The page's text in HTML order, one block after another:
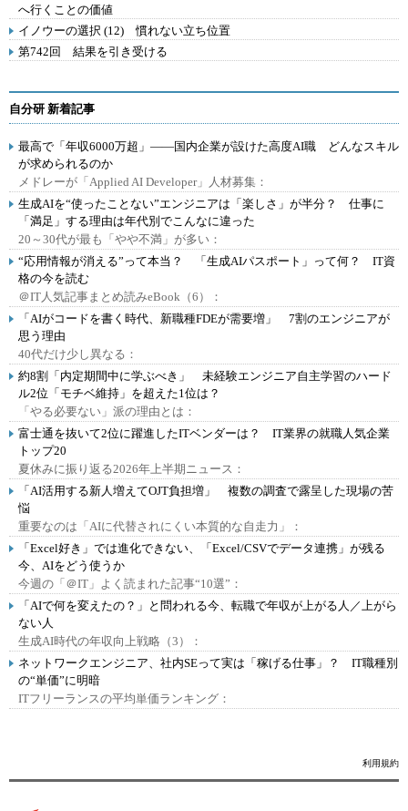
へ行くことの価値
イノウーの選択 (12) 慣れない立ち位置
第742回 結果を引き受ける
自分研 新着記事
最高で「年収6000万超」――国内企業が設けた高度AI職 どんなスキル
が求められるのか
メドレーが「Applied AI Developer」人材募集：
生成AIを“使ったことない”エンジニアは「楽しさ」が半分？ 仕事に
「満足」する理由は年代別でこんなに違った
20～30代が最も「やや不満」が多い：
“応用情報が消える”って本当？ 「生成AIパスポート」って何？ IT資
格の今を読む
＠IT人気記事まとめ読みeBook（6）：
「AIがコードを書く時代、新職種FDEが需要増」 7割のエンジニアが
思う理由
40代だけ少し異なる：
約8割「内定期間中に学ぶべき」 未経験エンジニア自主学習のハード
ル2位「モチベ維持」を超えた1位は？
「やる必要ない」派の理由とは：
富士通を抜いて2位に躍進したITベンダーは？ IT業界の就職人気企業
トップ20
夏休みに振り返る2026年上半期ニュース：
「AI活用する新人増えてOJT負担増」 複数の調査で露呈した現場の苦
悩
重要なのは「AIに代替されにくい本質的な自走力」：
「Excel好き」では進化できない、「Excel/CSVでデータ連携」が残る
今、AIをどう使うか
今週の「＠IT」よく読まれた記事“10選”：
「AIで何を変えたの？」と問われる今、転職で年収が上がる人／上がら
ない人
生成AI時代の年収向上戦略（3）：
ネットワークエンジニア、社内SEって実は「稼げる仕事」？ IT職種別
の“単価”に明暗
ITフリーランスの平均単価ランキング：
利用規約